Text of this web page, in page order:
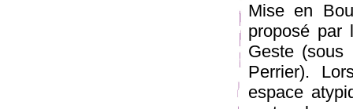
Mise en
proposé par
Geste (sous
Perrier).
espace